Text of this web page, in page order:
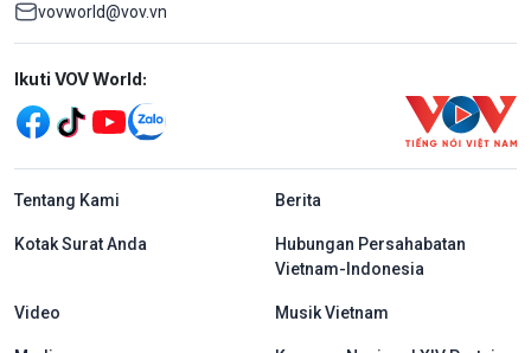
vovworld@vov.vn
Mạng xã hội
Ikuti VOV World:
menu footer tiếng Indo
Tentang Kami Berita
Kotak Surat Anda
Hubungan Persahabatan
Vietnam-Indonesia
Video Musik Vietnam